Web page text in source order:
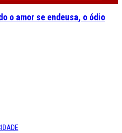
o amor se endeusa, o ódio